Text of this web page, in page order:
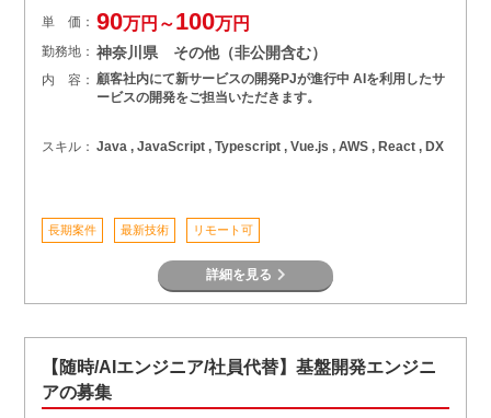
単 価： 90万円～100万円
勤務地： 神奈川県 その他（非公開含む）
内 容： 顧客社内にて新サービスの開発PJが進行中 AIを利用したサ
ービスの開発をご担当いただきます。
スキル： Java , JavaScript , Typescript , Vue.js , AWS , React , DX
長期案件 最新技術 リモート可
詳細を見る
【随時/AIエンジニア/社員代替】基盤開発エンジニ
アの募集